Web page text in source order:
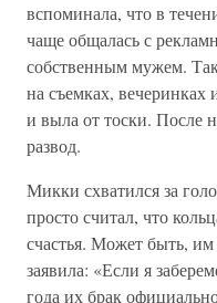
вспоминала, что в
чаще общалась с
собственным мужем.
на съемках, вечеринках
и выла от тоски. После
развод.
Микки схватился за
просто считал, что
счастья. Может быть,
заявила: «Если я
года их брак